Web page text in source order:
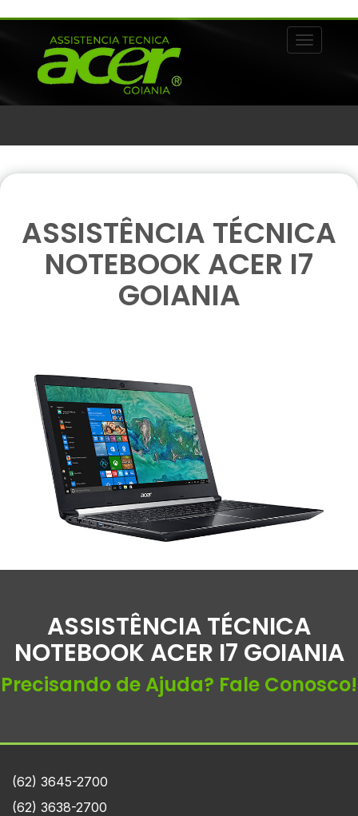
Alternar
ASSISTÊNCIA TÉCNICA
NOTEBOOK ACER I7
GOIANIA
ASSISTÊNCIA TÉCNICA
NOTEBOOK ACER I7 GOIANIA
Precisando de Ajuda? Fale Conosco!
(62) 3645-2700
(62) 3638-2700